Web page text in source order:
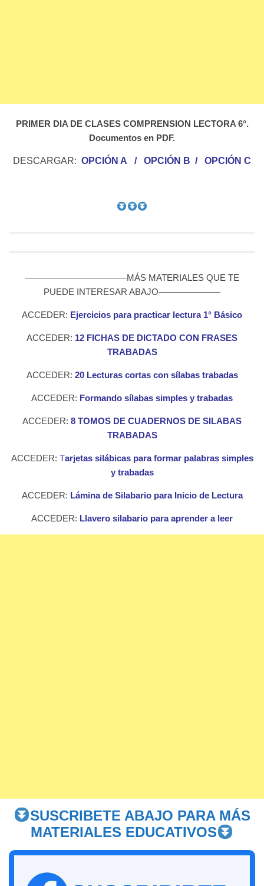
PRIMER DIA DE CLASES COMPRENSION LECTORA 6°.
Documentos en PDF.
DESCARGAR: OPCIÓN A / OPCIÓN B / OPCIÓN C
———————————–MÁS MATERIALES QUE TE
PUEDE INTERESAR ABAJO———————
ACCEDER: Ejercicios para practicar lectura 1° Básico
ACCEDER: 12 FICHAS DE DICTADO CON FRASES
TRABADAS
ACCEDER: 20 Lecturas cortas con sílabas trabadas
ACCEDER: Formando sílabas simples y trabadas
ACCEDER: 8 TOMOS DE CUADERNOS DE SILABAS
TRABADAS
ACCEDER: Tarjetas silábicas para formar palabras simples
y trabadas
ACCEDER: Lámina de Silabario para Inicio de Lectura
ACCEDER: Llavero silabario para aprender a leer
SUSCRIBETE ABAJO PARA MÁS
MATERIALES EDUCATIVOS